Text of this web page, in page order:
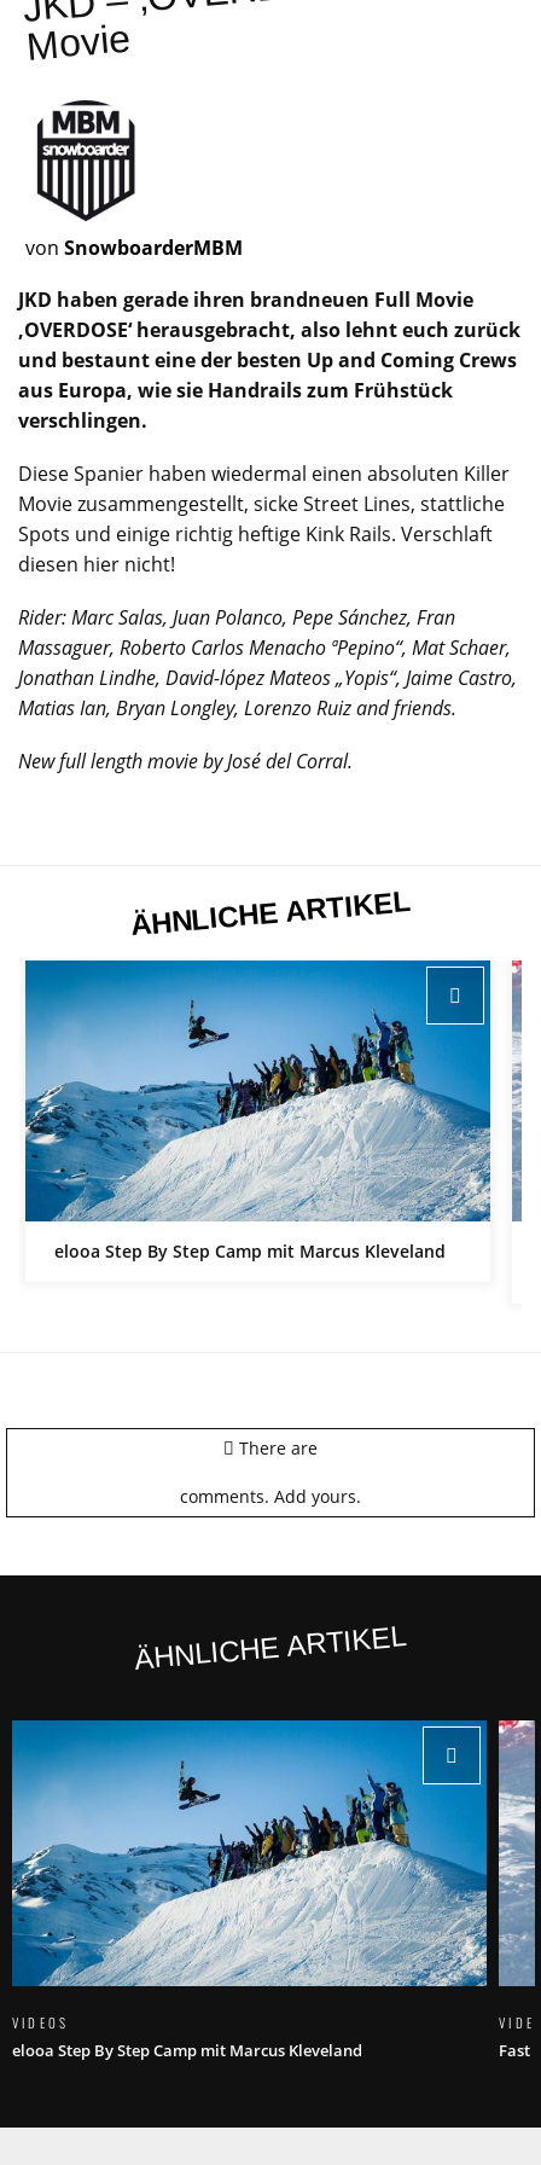
Movie
von SnowboarderMBM
JKD haben gerade ihren brandneuen Full Movie
‚OVERDOSE‘ herausgebracht, also lehnt euch zurück
und bestaunt eine der besten Up and Coming Crews
aus Europa, wie sie Handrails zum Frühstück
verschlingen.
Diese Spanier haben wiedermal einen absoluten Killer
Movie zusammengestellt, sicke Street Lines, stattliche
Spots und einige richtig heftige Kink Rails. Verschlaft
diesen hier nicht!
Rider: Marc Salas, Juan Polanco, Pepe Sánchez, Fran
Massaguer, Roberto Carlos Menacho ªPepino“, Mat Schaer,
Jonathan Lindhe, David-lópez Mateos „Yopis“, Jaime Castro,
Matias Ian, Bryan Longley, Lorenzo Ruiz and friends.
New full length movie by José del Corral.
ÄHNLICHE ARTIKEL
elooa Step By Step Camp mit Marcus Kleveland
comments. Add yours.
ÄHNLICHE ARTIKEL
VIDEOS
elooa Step By Step Camp mit Marcus Kleveland Fast